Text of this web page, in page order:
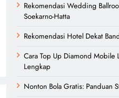
Rekomendasi Wedding
Soekarno-Hatta
Rekomendasi Hotel Dekat
Cara Top Up Diamond Mobile
Lengkap
Nonton Bola Gratis: Panduan